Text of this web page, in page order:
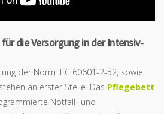
die Versorgung in der Intensiv-
der Norm IEC 60601-2-52, sowie
an erster Stelle. Das Pflegebett
Notfall- und